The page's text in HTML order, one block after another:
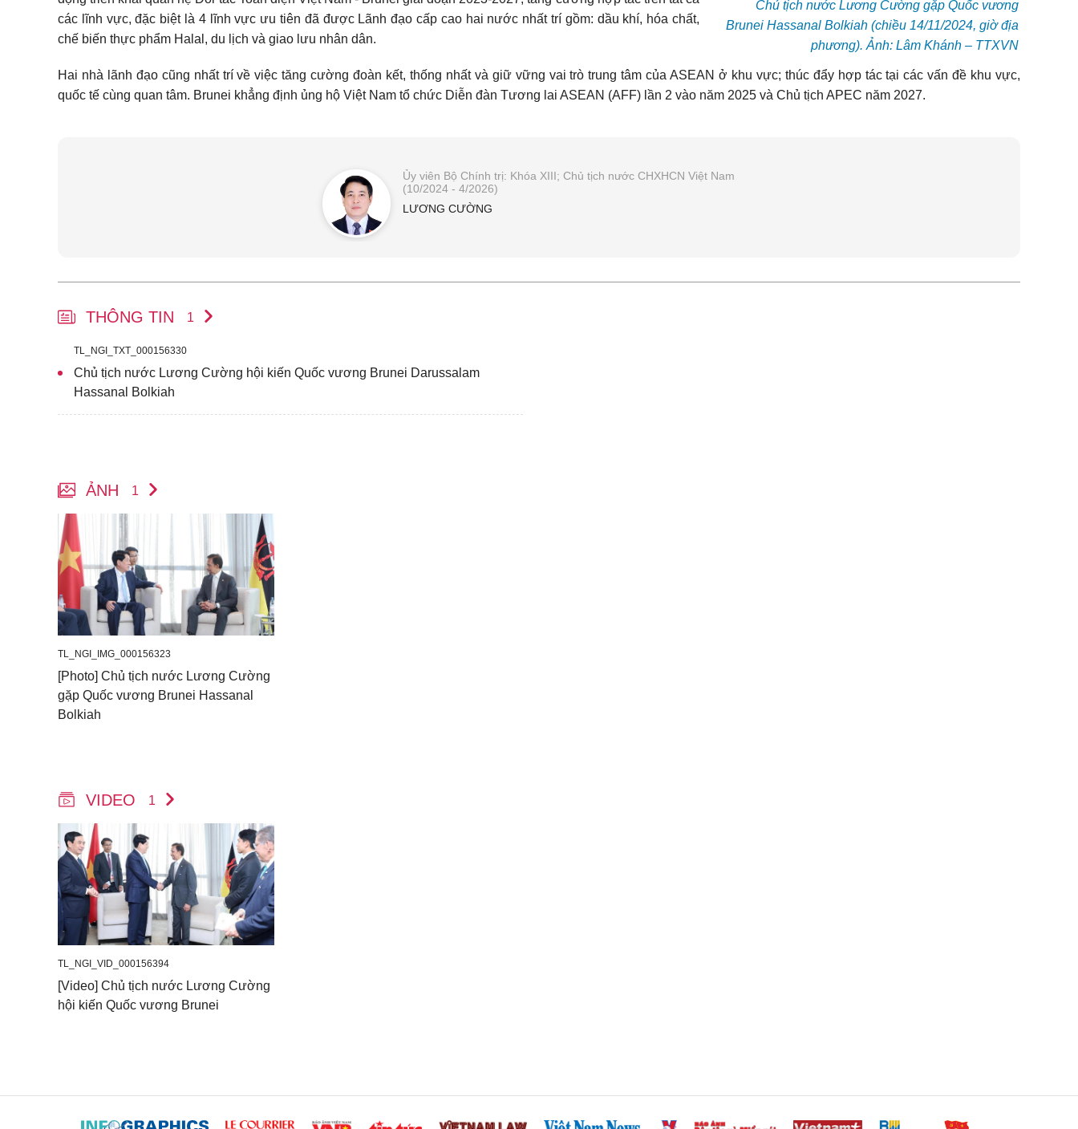
Chủ tịch nước Lương Cường gặp Quốc vương
Brunei Hassanal Bolkiah (chiều 14/11/2024, giờ địa
phương). Ảnh: Lâm Khánh – TTXVN
các lĩnh vực, đặc biệt là 4 lĩnh vực ưu tiên đã được Lãnh đạo cấp cao hai nước nhất trí gồm: dầu khí, hóa chất,
chế biến thực phẩm Halal, du lịch và giao lưu nhân dân.
Hai nhà lãnh đạo cũng nhất trí về việc tăng cường đoàn kết, thống nhất và giữ vững vai trò trung tâm của ASEAN ở khu vực; thúc đẩy hợp tác tại các vấn đề khu vực,
quốc tế cùng quan tâm. Brunei khẳng định ủng hộ Việt Nam tổ chức Diễn đàn Tương lai ASEAN (AFF) lần 2 vào năm 2025 và Chủ tịch APEC năm 2027.
Ủy viên Bộ Chính trị: Khóa XIII; Chủ tịch nước CHXHCN Việt Nam
(10/2024 - 4/2026)
LƯƠNG CƯỜNG
THÔNG TIN 1
TL_NGI_TXT_000156330
Chủ tịch nước Lương Cường hội kiến Quốc vương Brunei Darussalam
Hassanal Bolkiah
ẢNH 1
TL_NGI_IMG_000156323
[Photo] Chủ tịch nước Lương Cường
gặp Quốc vương Brunei Hassanal
Bolkiah
VIDEO 1
TL_NGI_VID_000156394
[Video] Chủ tịch nước Lương Cường
hội kiến Quốc vương Brunei